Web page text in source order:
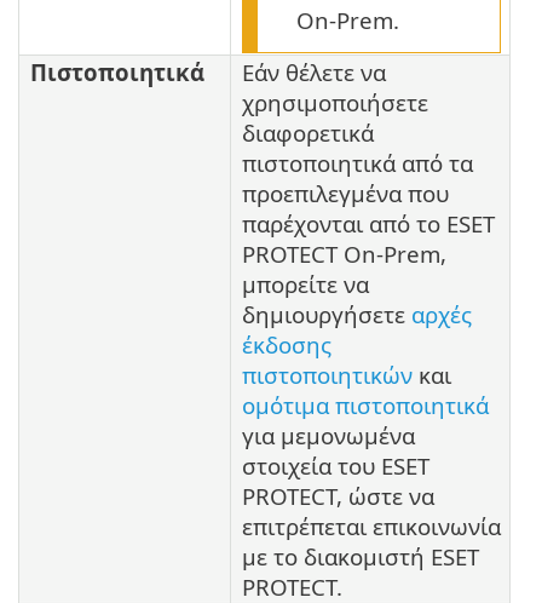
On-Prem.
Πιστοποιητικά
Εάν θέλετε να
χρησιμοποιήσετε
διαφορετικά
πιστοποιητικά από τα
προεπιλεγμένα που
παρέχονται από το ESET
PROTECT On-Prem,
μπορείτε να
δημιουργήσετε αρχές
έκδοσης
πιστοποιητικών και
ομότιμα πιστοποιητικά
για μεμονωμένα
στοιχεία του ESET
PROTECT, ώστε να
επιτρέπεται επικοινωνία
με το διακομιστή ESET
PROTECT.